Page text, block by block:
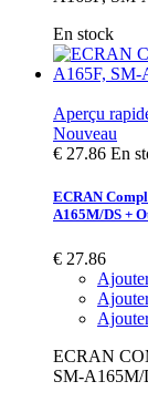
En stock
Aperçu
Nouveau
€ 27.86 En
ECRAN
A165M/DS +
€ 27.86
ECRAN
SM-A165M/